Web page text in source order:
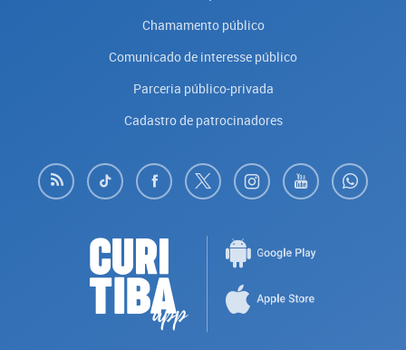
Chamamento público
Comunicado de interesse público
Parceria público-privada
Cadastro de patrocinadores